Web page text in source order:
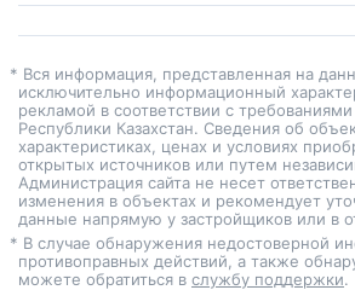
* Вся информация, представленная на
исключительно информационный
рекламой в соответствии с требованиями
Республики Казахстан. Сведения об
характеристиках, ценах и условиях
открытых источников или путем
Администрация сайта не несет
изменения в объектах и рекомендует
данные напрямую у застройщиков или в
* В случае обнаружения недостоверной
противоправных действий, а также
можете обратиться в службу поддержки.